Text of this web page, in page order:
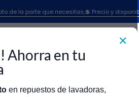
✕
Ahorra en tu
en repuestos de lavadoras,
de la parte que necesitas,💲 Precio y
Repuestos Secadora Lampro
Lampro